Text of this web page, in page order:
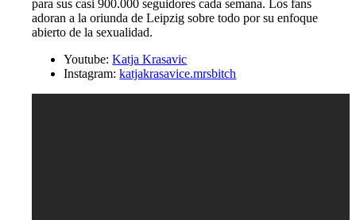
para sus casi 900.000 seguidores cada semana. Los fans
adoran a la oriunda de Leipzig sobre todo por su enfoque
abierto de la sexualidad.
Youtube:Katja Krasavic
Instagram:katjakrasavice.mrsbitch